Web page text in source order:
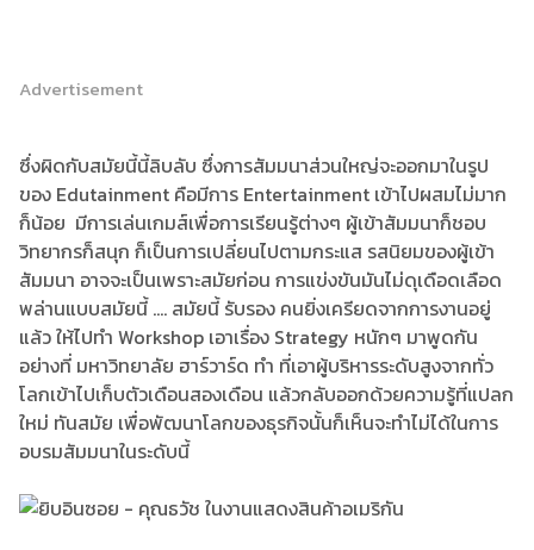
Advertisement
ซึ่งผิดกับสมัยนี้นี้ลิบลับ ซึ่งการสัมมนาส่วนใหญ่จะออกมาในรูป
ของ Edutainment คือมีการ Entertainment เข้าไปผสมไม่มาก
ก็น้อย มีการเล่นเกมส์เพื่อการเรียนรู้ต่างๆ ผู้เข้าสัมมนาก็ชอบ
วิทยากรก็สนุก ก็เป็นการเปลี่ยนไปตามกระแส รสนิยมของผู้เข้า
สัมมนา อาจจะเป็นเพราะสมัยก่อน การแข่งขันมันไม่ดุเดือดเลือด
พล่านแบบสมัยนี้ .... สมัยนี้ รับรอง คนยิ่งเครียดจากการงานอยู่
แล้ว ให้ไปทำ Workshop เอาเรื่อง Strategy หนักๆ มาพูดกัน
อย่างที่ มหาวิทยาลัย ฮาร์วาร์ด ทำ ที่เอาผู้บริหารระดับสูงจากทั่ว
โลกเข้าไปเก็บตัวเดือนสองเดือน แล้วกลับออกด้วยความรู้ที่แปลก
ใหม่ ทันสมัย เพื่อพัฒนาโลกของธุรกิจนั้นก็เห็นจะทำไม่ได้ในการ
อบรมสัมมนาในระดับนี้